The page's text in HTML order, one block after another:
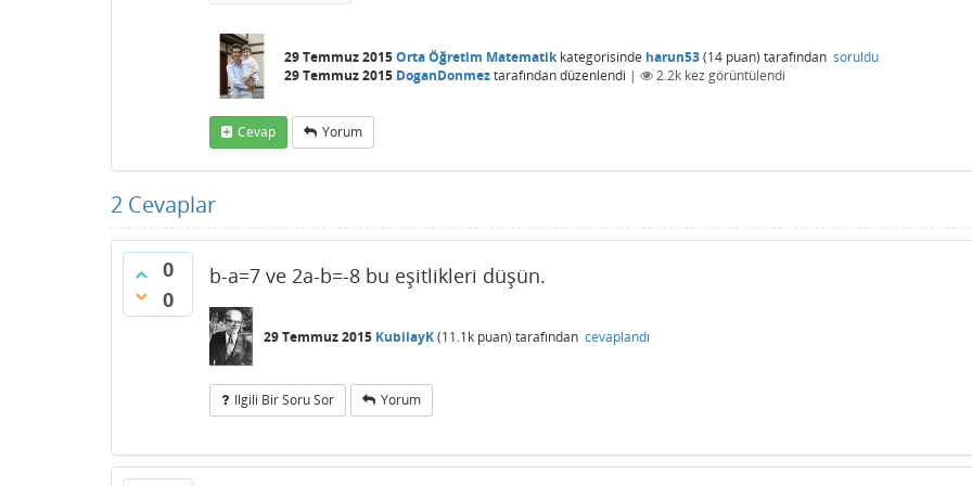
29 Temmuz 2015Orta Öğretim Matematikkategorisinde harun53(14 puan) tarafından soruldu
29 Temmuz 2015 DoganDonmeztarafındandüzenlendi | 2.2k kez görüntülendi
Cevap Yorum
2 Cevaplar
0
0
b-a=7 ve 2a-b=-8 bu eşitlikleri düşün.
29 Temmuz 2015 KubilayK(11.1k puan) tarafından cevaplandı
Ilgili Bir Soru Sor Yorum